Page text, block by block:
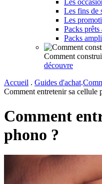
Les fins de
Les
Packs prêts
Packs
Comment
découvre
Accueil . Guides d'achat.
Comment entretenir sa cellule
Comment
phono ?